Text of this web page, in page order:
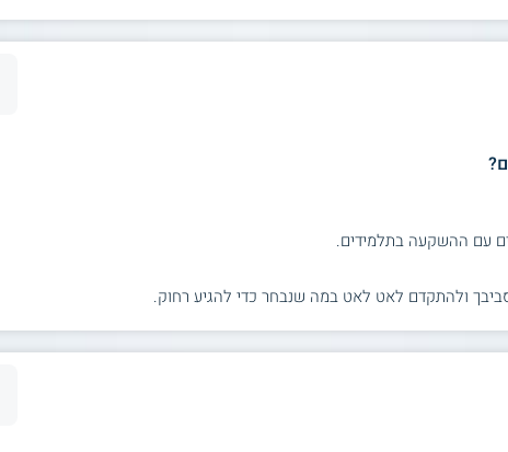
עם ההשקעה בתלמידים.
ולהתקדם לאט לאט במה שנבחר כדי להגיע רחוק.